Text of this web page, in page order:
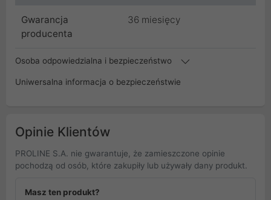
Gwarancja
producenta
36 miesięcy
Osoba odpowiedzialna i bezpieczeństwo
Uniwersalna informacja o bezpieczeństwie
Opinie Klientów
PROLINE S.A. nie gwarantuje, że zamieszczone opinie
pochodzą od osób, które zakupiły lub używały dany produkt.
Masz ten produkt?